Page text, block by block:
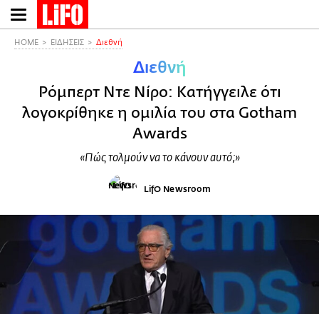
Παράκαμψη
προς
HOME ΕΙΔΗΣΕΙΣ Διεθνή
Διεθνή
Ρόμπερτ Ντε Νίρο: Κατήγγειλε ότι
λογοκρίθηκε η ομιλία του στα Gotham
Awards
«Πώς τολμούν να το κάνουν αυτό;»
LifO Newsroom